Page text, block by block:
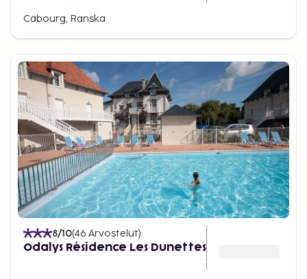
Cabourg, Ranska
8/10(46 Arvostelut)
Odalys Résidence Les Dunettes